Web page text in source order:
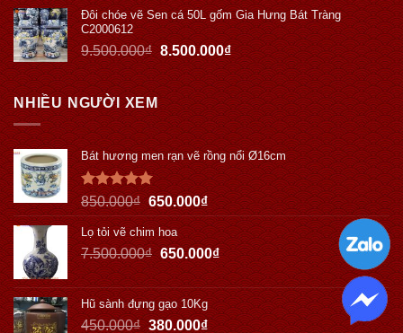
Đôi chóe vẽ Sen cá 50L gốm Gia Hưng Bát Tràng
C2000612
9.500.000₫ 8.500.000₫
NHIỀU NGƯỜI XEM
Bát hương men rạn vẽ rồng nổi Ø16cm
Được xếp
hạng5.00
5 sao
850.000₫ 650.000₫
Lọ tỏi vẽ chim hoa
7.500.000₫ 650.000₫
Hũ sành đựng gạo 10Kg
450.000₫ 380.000₫